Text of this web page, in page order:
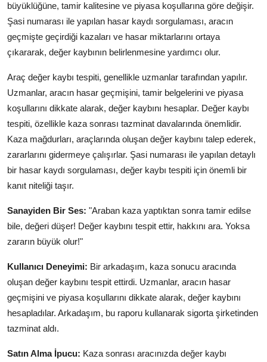
büyüklüğüne, tamir kalitesine ve piyasa koşullarına göre değişir.
Şasi numarası ile yapılan hasar kaydı sorgulaması, aracın
geçmişte geçirdiği kazaları ve hasar miktarlarını ortaya
çıkararak, değer kaybının belirlenmesine yardımcı olur.
Araç değer kaybı tespiti, genellikle uzmanlar tarafından yapılır.
Uzmanlar, aracın hasar geçmişini, tamir belgelerini ve piyasa
koşullarını dikkate alarak, değer kaybını hesaplar. Değer kaybı
tespiti, özellikle kaza sonrası tazminat davalarında önemlidir.
Kaza mağdurları, araçlarında oluşan değer kaybını talep ederek,
zararlarını gidermeye çalışırlar. Şasi numarası ile yapılan detaylı
bir hasar kaydı sorgulaması, değer kaybı tespiti için önemli bir
kanıt niteliği taşır.
Sanayiden Bir Ses: "Araban kaza yaptıktan sonra tamir edilse
bile, değeri düşer! Değer kaybını tespit ettir, hakkını ara. Yoksa
zararın büyük olur!"
Kullanıcı Deneyimi: Bir arkadaşım, kaza sonucu aracında
oluşan değer kaybını tespit ettirdi. Uzmanlar, aracın hasar
geçmişini ve piyasa koşullarını dikkate alarak, değer kaybını
hesapladılar. Arkadaşım, bu raporu kullanarak sigorta şirketinden
tazminat aldı.
Satın Alma İpucu: Kaza sonrası aracınızda değer kaybı